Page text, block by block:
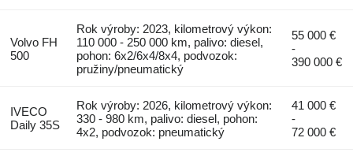
Volvo FH
500
Rok výroby: 2023, kilometrový výkon:
110 000 - 250 000 km, palivo: diesel,
pohon: 6x2/6x4/8x4, podvozok:
pružiny/pneumatický
55 000 €
-
390 000 €
IVECO
Daily 35S
Rok výroby: 2026, kilometrový výkon:
330 - 980 km, palivo: diesel, pohon:
4x2, podvozok: pneumatický
41 000 €
-
72 000 €